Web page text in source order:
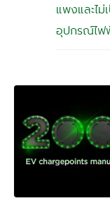
แพงและไม่
อุปกรณ์ไฟ